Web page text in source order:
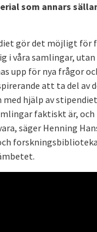
som annars
gör det möjligt för
i våra samlingar,
upp för nya frågor
att ta del av
hjälp av
faktiskt är,
säger Henning